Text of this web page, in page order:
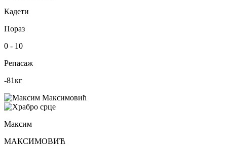
Кадети
Пораз
0 - 10
Репасаж
-81кг
Максим
МАКСИМОВИЋ